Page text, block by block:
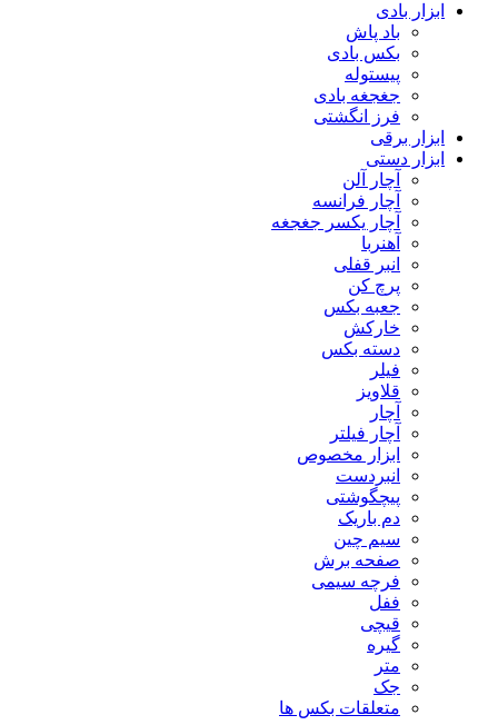
ابزار بادی
باد پاش
بکس بادی
پیستوله
جغجغه بادی
فرز انگشتی
ابزار برقی
ابزار دستی
آچار آلن
آچار فرانسه
آچار یکسر جغجغه
آهنربا
انبر قفلی
پرچ کن
جعبه بکس
خارکش
دسته بکس
فیلر
قلاویز
آچار
آچار فیلتر
ابزار مخصوص
انبردست
پیچگوشتی
دم باریک
سیم چین
صفحه برش
فرچه سیمی
ففل
قیچی
گیره
متر
جک
متعلقات بکس ها